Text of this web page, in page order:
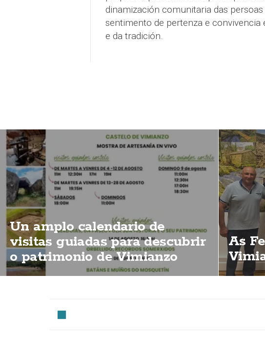
dinamización comunitaria das
sentimento de pertenza e
e da tradición.
Un amplo calendario de
visitas guiadas para descubrir
o patrimonio de Vimianzo
As